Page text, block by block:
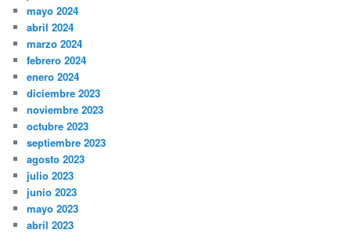
mayo 2024
abril 2024
marzo 2024
febrero 2024
enero 2024
diciembre 2023
noviembre 2023
octubre 2023
septiembre 2023
agosto 2023
julio 2023
junio 2023
mayo 2023
abril 2023